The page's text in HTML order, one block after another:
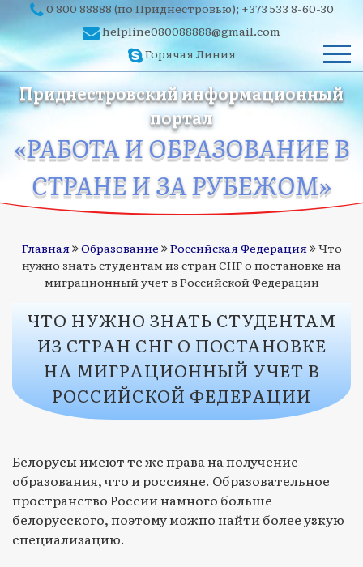
0 800 88888 (по Приднестровью); +373 533 8-60-30
helpline080088888@gmail.com
Горячая Линия
Приднестровский информационный
портал
«РАБОТА И ОБРАЗОВАНИЕ В
СТРАНЕ И ЗА РУБЕЖОМ»
Главная Образование Российская Федерация
Что
нужно знать студентам из стран СНГ о постановке на
миграционный учет в Российской Федерации
ЧТО НУЖНО ЗНАТЬ СТУДЕНТАМ
ИЗ СТРАН СНГ О ПОСТАНОВКЕ
НА МИГРАЦИОННЫЙ УЧЕТ В
РОССИЙСКОЙ ФЕДЕРАЦИИ
Белорусы имеют те же права на получение
образования, что и россияне. Образовательное
пространство России намного больше
белорусского, поэтому можно найти более узкую
специализацию.